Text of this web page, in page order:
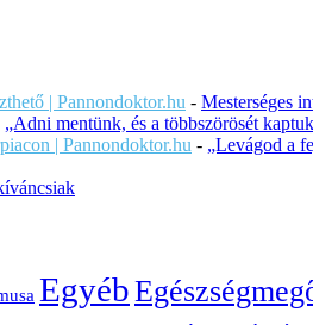
| Pannondoktor.hu - Mesterséges
„Adni mentünk, és a többszörösét
| Pannondoktor.hu - „Levágod a
Egyéb